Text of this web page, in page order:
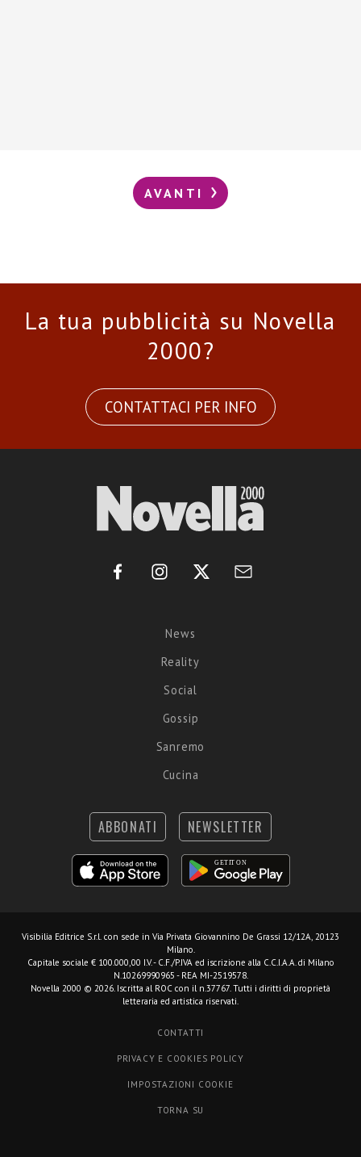
AVANTI
La tua pubblicità su Novella
2000?
CONTATTACI PER INFO
News
Reality
Social
Gossip
Sanremo
Cucina
ABBONATI NEWSLETTER
Visibilia Editrice S.r.l. con sede in Via Privata Giovannino De Grassi 12/12A, 20123
Milano.
Capitale sociale € 100.000,00 I.V. - C.F./P.IVA ed iscrizione alla C.C.I.A.A. di Milano
N.10269990965 - REA MI-2519578.
Novella 2000 © 2026. Iscritta al ROC con il n.37767. Tutti i diritti di proprietà
letteraria ed artistica riservati.
CONTATTI
PRIVACY E COOKIES POLICY
IMPOSTAZIONI COOKIE
TORNA SU